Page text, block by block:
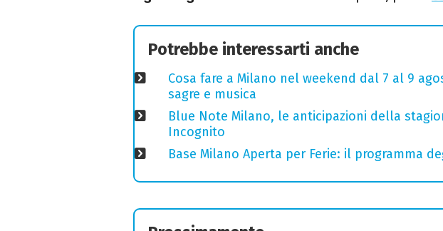
Potrebbe interessarti anche
Cosa fare a Milano nel weekend dal 7 al 9
sagre e musica
Blue Note Milano, le anticipazioni della
Incognito
Base Milano Aperta per Ferie: il programma